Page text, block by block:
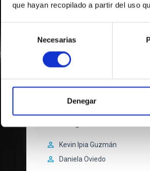
que hayan recopilado a partir del uso
consentimiento
Necesarias
Denegar
MI LUGAR FAVORITO Existe
percibe ruido alguno, sólo el
anhelan, Pero que mis
distante. De montañas
tranquilidad. Un pedazo de
Kevin Ipia Guzmán
Daniela Oviedo